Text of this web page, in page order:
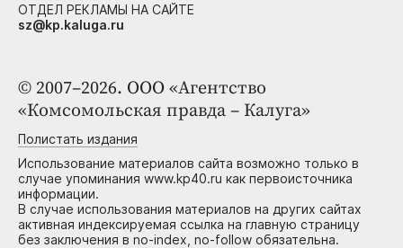
© 2007–2026. ООО «Агентство
«Комсомольская правда – Калуга»
Полистать издания
Использование материалов сайта возможно только в
случае упоминания www.kp40.ru как первоисточника
информации.
В случае использования материалов на других сайтах
активная индексируемая ссылка на главную страницу
без заключения в no-index, no-follow обязательна.
ОТДЕЛ РЕКЛАМЫ НА САЙТЕ
sz@kp.kaluga.ru